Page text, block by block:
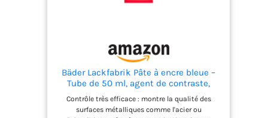
Bäder Lackfabrik Pâte à encre bleue –
Tube de 50 ml, agent de contraste,
contrôle de surface, agent de contrôle
pâteux pour le travail des métaux
Contrôle très efficace : montre la qualité des
surfaces métalliques comme l'acier ou